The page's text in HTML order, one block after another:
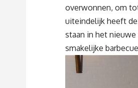
overwonnen, om
uiteindelijk heeft
staan in het nieuwe
smakelijke